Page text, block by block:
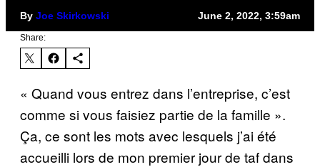
By Joe Skirkowski June 2, 2022, 3:59am
Share:
« Quand vous entrez dans l’entreprise, c’est
comme si vous faisiez partie de la famille ».
Ça, ce sont les mots avec lesquels j’ai été
accueilli lors de mon premier jour de taf dans